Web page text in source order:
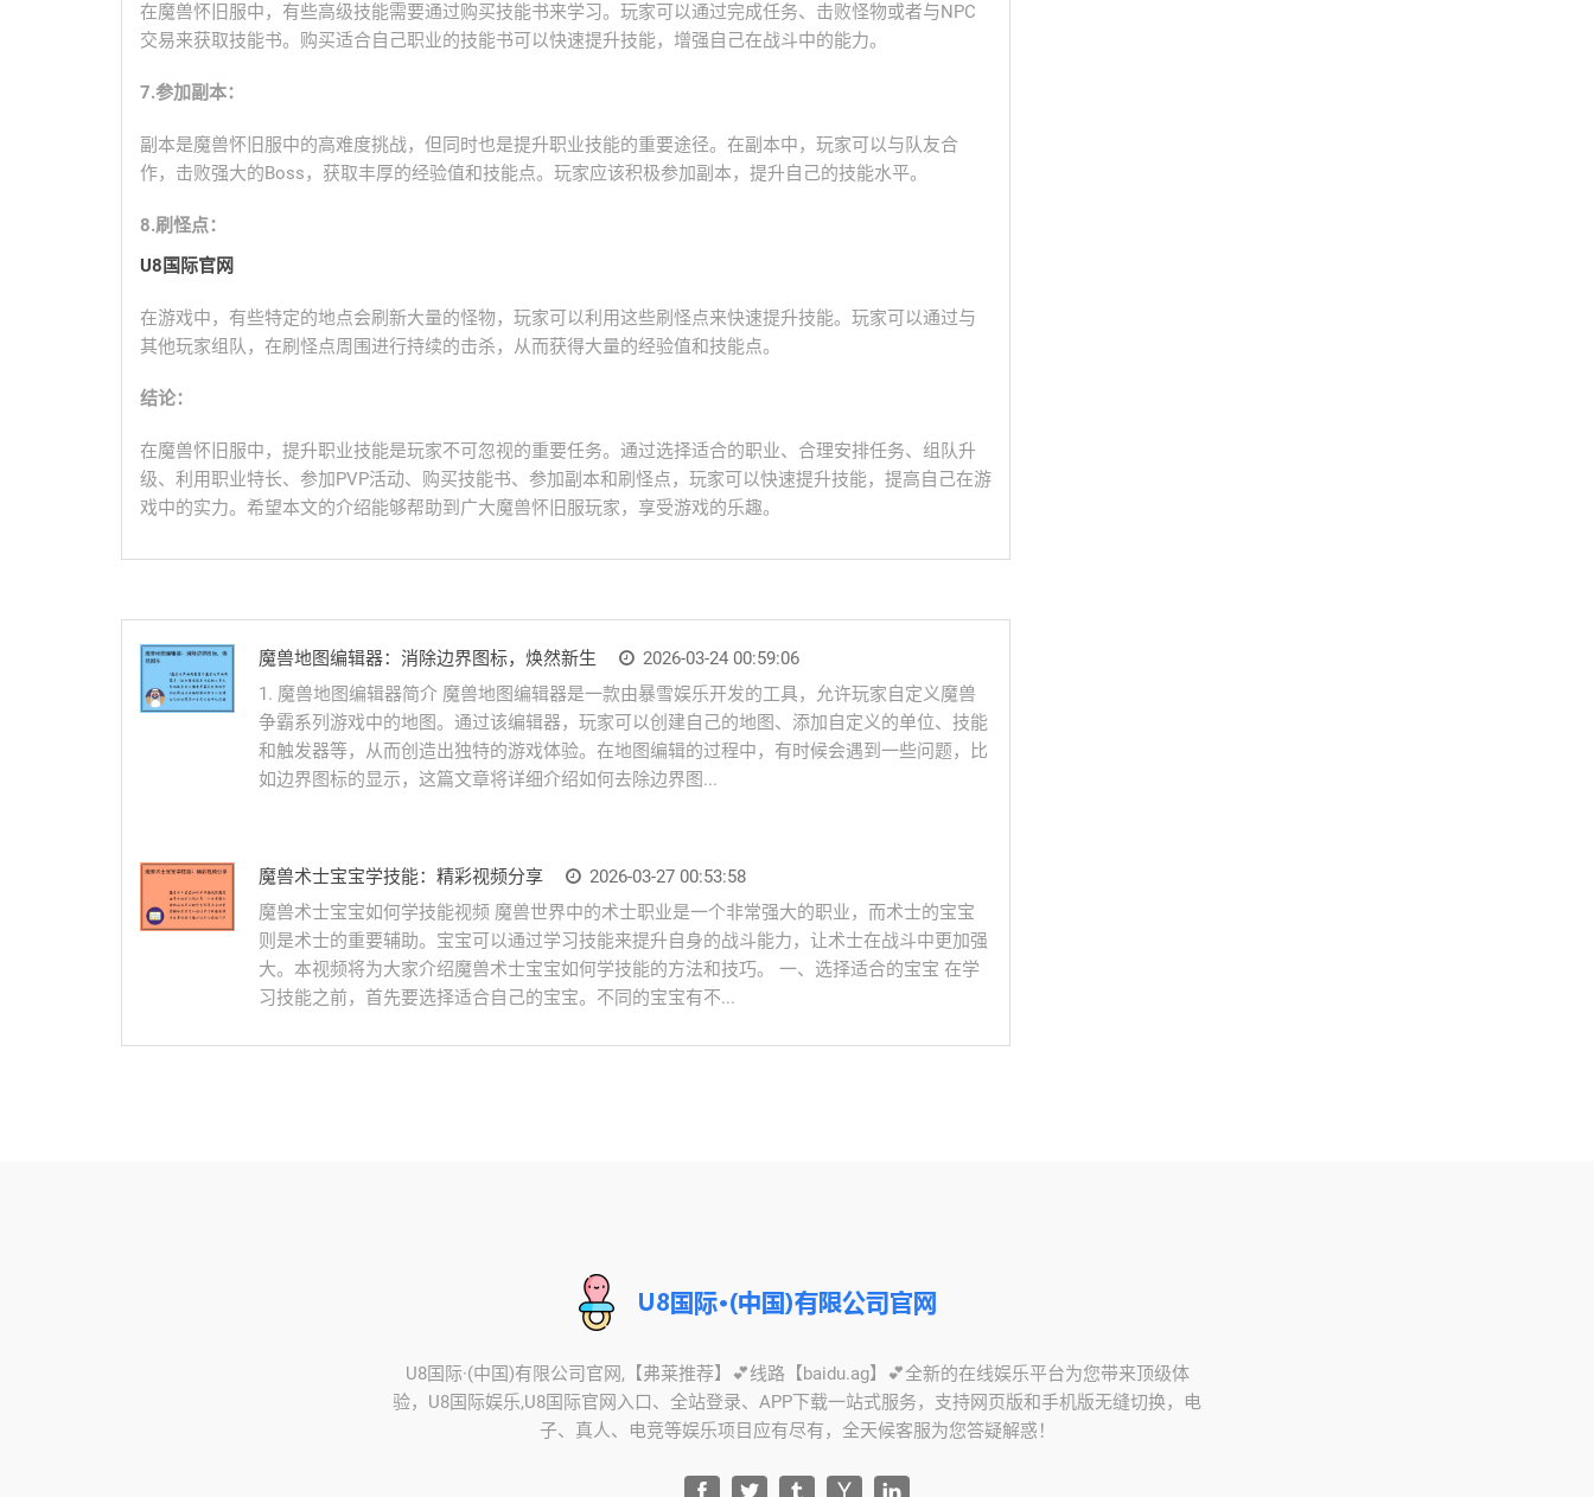
在魔兽怀旧服中，有些高级技能需要通过购买技能书来学习。玩家可以通过完成任务、击败怪物或者与NPC
交易来获取技能书。购买适合自己职业的技能书可以快速提升技能，增强自己在战斗中的能力。
7.参加副本：
副本是魔兽怀旧服中的高难度挑战，但同时也是提升职业技能的重要途径。在副本中，玩家可以与队友合
作，击败强大的Boss，获取丰厚的经验值和技能点。玩家应该积极参加副本，提升自己的技能水平。
8.刷怪点：
U8国际官网
在游戏中，有些特定的地点会刷新大量的怪物，玩家可以利用这些刷怪点来快速提升技能。玩家可以通过与
其他玩家组队，在刷怪点周围进行持续的击杀，从而获得大量的经验值和技能点。
结论：
在魔兽怀旧服中，提升职业技能是玩家不可忽视的重要任务。通过选择适合的职业、合理安排任务、组队升
级、利用职业特长、参加PVP活动、购买技能书、参加副本和刷怪点，玩家可以快速提升技能，提高自己在游
戏中的实力。希望本文的介绍能够帮助到广大魔兽怀旧服玩家，享受游戏的乐趣。
魔兽地图编辑器：消除边界图标，焕然新生
2026-03-24 00:59:06
1. 魔兽地图编辑器简介 魔兽地图编辑器是一款由暴雪娱乐开发的工具，允许玩家自定义魔兽
争霸系列游戏中的地图。通过该编辑器，玩家可以创建自己的地图、添加自定义的单位、技能
和触发器等，从而创造出独特的游戏体验。在地图编辑的过程中，有时候会遇到一些问题，比
如边界图标的显示，这篇文章将详细介绍如何去除边界图...
魔兽术士宝宝学技能：精彩视频分享
2026-03-27 00:53:58
魔兽术士宝宝如何学技能视频 魔兽世界中的术士职业是一个非常强大的职业，而术士的宝宝
则是术士的重要辅助。宝宝可以通过学习技能来提升自身的战斗能力，让术士在战斗中更加强
大。本视频将为大家介绍魔兽术士宝宝如何学技能的方法和技巧。 一、选择适合的宝宝 在学
习技能之前，首先要选择适合自己的宝宝。不同的宝宝有不...
U8国际·(中国)有限公司官网,【弗莱推荐】💕线路【baidu.ag】💕全新的在线娱乐平台为您带来顶级体
验，U8国际娱乐,U8国际官网入口、全站登录、APP下载一站式服务，支持网页版和手机版无缝切换，电
子、真人、电竞等娱乐项目应有尽有，全天候客服为您答疑解惑！